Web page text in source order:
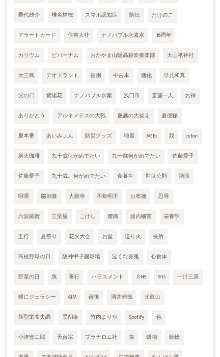
乗代雄介 椎名林檎 スマホ認知症 陰徳 たけのこ
アラートカード 住吉大社 ナノバブル水素水 16周年
カリウム ビバーナム おかやま山陽高校吹奏楽部 大山祇神社
大三島 デオドラント 信用 中古本 糖化 早見和真
父の日 紫陽花 ナノバブル水素 浅口市 斎藤一人 お得
ありがとう アルキメデスの大戦 夏越の大祓え 夏便秘
夏本番 あいみょん 防災グッズ 地震 AGEs 我 piton
炭火珈琲 九十歳何がめでたい 九十歳何がめでたい 佐藤愛子
佐藤愛子 九十歳。何がめでたい 食養生 世良公則 階段
咀嚼 脳刺激 大願寺 不動明王 お布施 忍辱
六波羅蜜 三栗屋 こけし 腰痛 腸内細菌 栄養学
五行 夏祭り 花火大会 お盆 送り火 長所
高校野球の日 阪神甲子園球場 泣くな赤鬼 心食体
野菜の日 魚 善行 ハラスメント ＳNS SNS 一汁三菜
猫にジェラシー AIM 善後 酒井雄哉 比叡山
新型栄養失調 黒胡麻 竹内まりや Spotify 色
小津安二郎 天台宗 プラナロム社 歯 穀物 穀物